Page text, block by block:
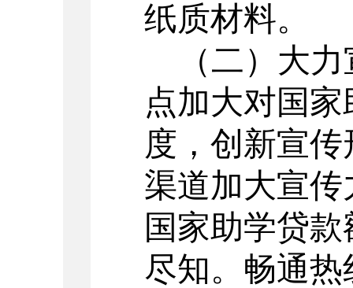
纸质材料。
（二）大
点加大对国
度，创新宣
渠道加大宣
国家助学贷
尽知。畅通